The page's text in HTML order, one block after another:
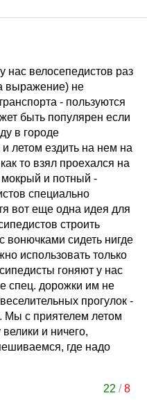
нас велосепедистов раз
выражение) не
- пользуются
быть популярен если
в городе
и летом ездить на нем на
то взял проехался на
мокрый и потный -
специально
вот еще одна идея для
строить
сидеть нигде
использовать только
гоняют у нас
спец. дорожки им не
прогулок -
Мы с приятелем летом
и ничего,
где надо
22 /8